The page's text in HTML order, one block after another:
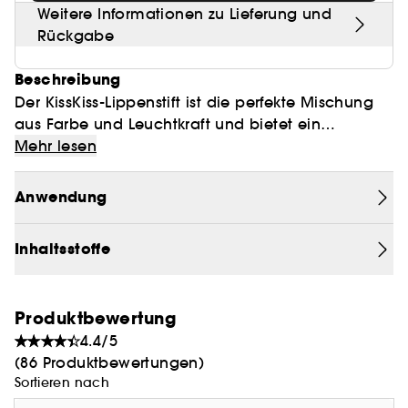
Weitere Informationen zu Lieferung und
Rückgabe
Beschreibung
Der KissKiss-Lippenstift ist die perfekte Mischung
aus Farbe und Leuchtkraft und bietet ein
leuchtendes,
Halt. Eine feine,cremigeund süchtig machende
Textur. Intensive, leuchtende und strahlende
den ganzen Tag lang.
zu tragenden Farbtönen erhältlich, die wie ein
schickes und zeitloses Accessoire wirken.
Entdecken Sie diefünf IT-Farben:
Mehr lesen
Anwendung
Inhaltsstoffe
Produktbewertung
4.4/5
(86 Produktbewertungen)
Sortieren nach